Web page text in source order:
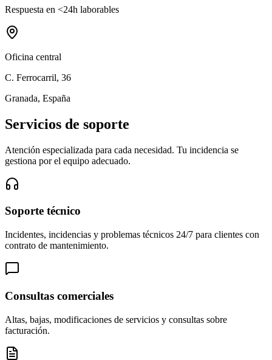
Respuesta en <24h laborables
Oficina central
C. Ferrocarril, 36
Granada, España
Servicios de soporte
Atención especializada para cada necesidad. Tu incidencia se
gestiona por el equipo adecuado.
Soporte técnico
Incidentes, incidencias y problemas técnicos 24/7 para clientes con
contrato de mantenimiento.
Consultas comerciales
Altas, bajas, modificaciones de servicios y consultas sobre
facturación.